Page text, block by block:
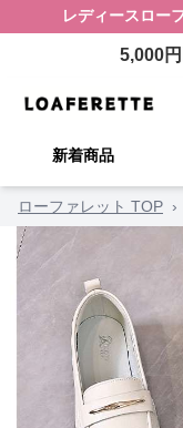
レディースロー
5,000
新着商品
ローファレット TOP ›